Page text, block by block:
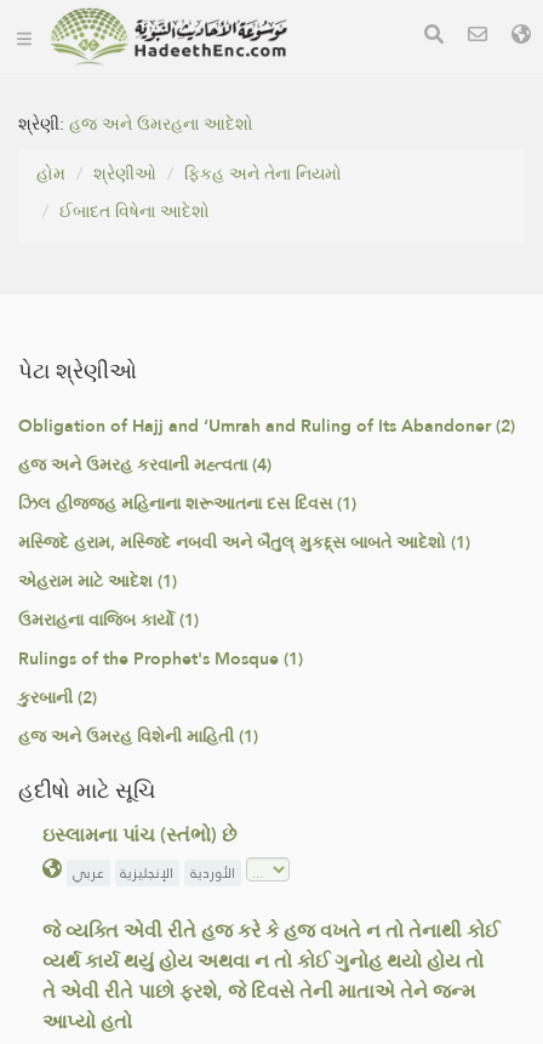
શ્રેણી:હજ અને ઉમરહના આદેશો
હોમ
શ્રેણીઓ
ફિકહ અને તેના નિયમો
ઈબાદત વિષેના આદેશો
પેટા શ્રેણીઓ
Obligation of Hajj and ‘Umrah and Ruling of Its Abandoner (2)
હજ અને ઉમરહ કરવાની મહ્ત્વતા (4)
ઝિલ હીજજહ મહિનાના શરૂઆતના દસ દિવસ (1)
મસ્જિદે હરામ, મસ્જિદે નબવી અને બૈતુલ્ મુકદ્દ્સ બાબતે આદેશો (1)
એહરામ માટે આદેશ (1)
ઉમરાહના વાજિબ કાર્યો (1)
Rulings of the Prophet's Mosque (1)
કુરબાની (2)
હજ અને ઉમરહ વિશેની માહિતી (1)
હદીષો માટે સૂચિ
ઇસ્લામના પાંચ (સ્તંભો) છે
عربي الإنجليزية الأوردية
જે વ્યક્તિ એવી રીતે હજ કરે કે હજ વખતે ન તો તેનાથી કોઈ
વ્યર્થ કાર્ય થયું હોય અથવા ન તો કોઈ ગુનોહ થયો હોય તો
તે એવી રીતે પાછો ફરશે, જે દિવસે તેની માતાએ તેને જન્મ
આપ્યો હતો